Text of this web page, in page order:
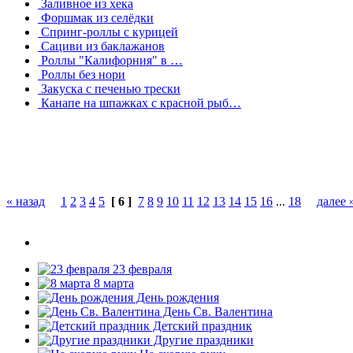
Заливное из хека
Форшмак из селёдки
Спринг-роллы с курицей
Сациви из баклажанов
Роллы "Калифорния" в …
Роллы без нори
Закуска с печенью трески
Канапе на шпажках с красной рыб…
« назад 1 2 3 4 5 [ 6 ] 7 8 9 10 11 12 13 14 15 16 ... 18 далее
23 февраля
8 марта
День рождения
День Св. Валентина
Детский праздник
Другие праздники